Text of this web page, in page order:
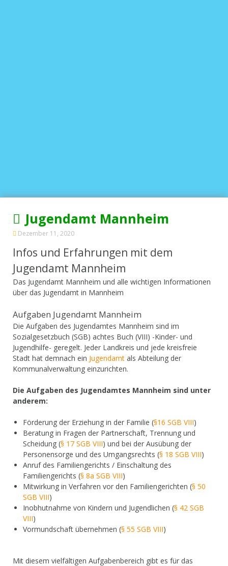
Jugendamt Mannheim
Dezember 11, 2020
Infos und Erfahrungen mit dem
Jugendamt Mannheim
Das Jugendamt Mannheim und alle wichtigen Informationen
über das Jugendamt in Mannheim
Aufgaben Jugendamt Mannheim
Die Aufgaben des Jugendamtes Mannheim sind im
Sozialgesetzbuch (SGB) achtes Buch (VIII) -Kinder- und
Jugendhilfe- geregelt. Jeder Landkreis und jede kreisfreie
Stadt hat demnach ein Jugendamt als Abteilung der
Kommunalverwaltung einzurichten.
Die Aufgaben des Jugendamtes Mannheim sind unter
anderem:
Förderung der Erziehung in der Familie (§16 SGB VIII)
Beratung in Fragen der Partnerschaft, Trennung und
Scheidung (§ 17 SGB VIII) und bei der Ausübung der
Personensorge und des Umgangsrechts (§ 18 SGB VIII)
Anruf des Familiengerichts / Einschaltung des
Familiengerichts (§ 8a SGB VIII)
Mitwirkung in Verfahren vor den Familiengerichten (§ 50
SGB VIII)
Inobhutnahme von Kindern und Jugendlichen (§ 42 SGB
VIII)
Vormundschaft übernehmen (§ 55 SGB VIII)
Mit diesem vielfältigen Aufgabenbereich gibt es für das